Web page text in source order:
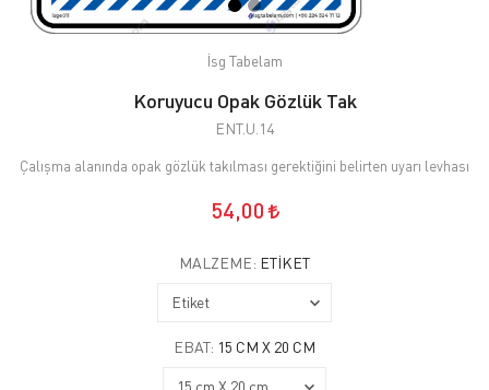
İsg Tabelam
Koruyucu Opak Gözlük Tak
ENT.U.14
Çalışma alanında opak gözlük takılması gerektiğini belirten uyarı levhası
54,00
MALZEME: ETIKET
EBAT: 15 CM X 20 CM